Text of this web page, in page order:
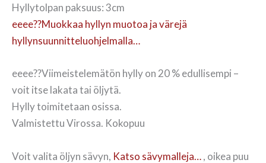
Hyllytolpan paksuus: 3cm
eeee??Muokkaa hyllyn muotoa ja värejä
hyllynsuunnitteluohjelmalla…
eeee??Viimeistelemätön hylly on 20 % edullisempi –
voit itse lakata tai öljytä.
Hylly toimitetaan osissa.
Valmistettu Virossa. Kokopuu
Voit valita öljyn sävyn, Katso sävymalleja…, oikea puu